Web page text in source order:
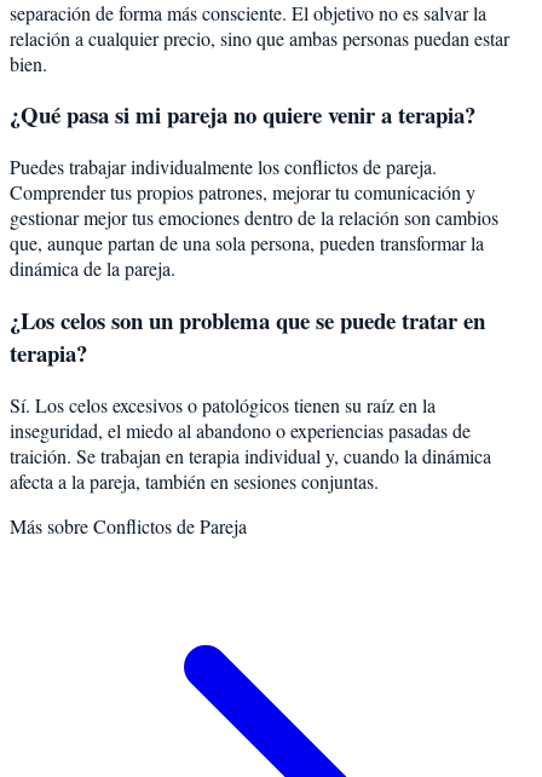
separación de forma más consciente. El objetivo no es salvar la
relación a cualquier precio, sino que ambas personas puedan estar
bien.
¿Qué pasa si mi pareja no quiere venir a terapia?
Puedes trabajar individualmente los conflictos de pareja.
Comprender tus propios patrones, mejorar tu comunicación y
gestionar mejor tus emociones dentro de la relación son cambios
que, aunque partan de una sola persona, pueden transformar la
dinámica de la pareja.
¿Los celos son un problema que se puede tratar en
terapia?
Sí. Los celos excesivos o patológicos tienen su raíz en la
inseguridad, el miedo al abandono o experiencias pasadas de
traición. Se trabajan en terapia individual y, cuando la dinámica
afecta a la pareja, también en sesiones conjuntas.
Más sobreConflictos de Pareja